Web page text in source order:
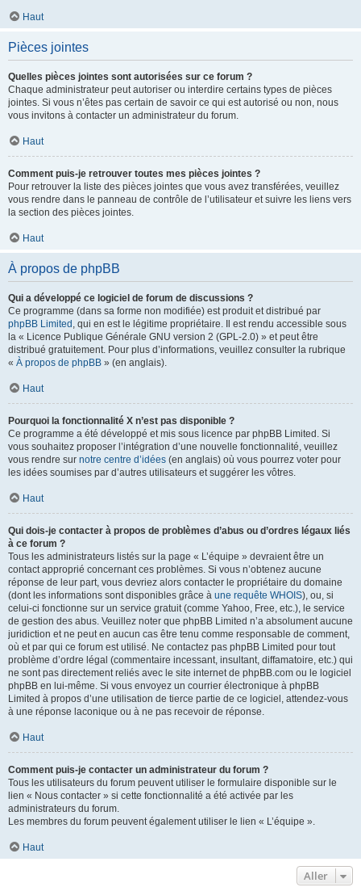
Haut
Pièces jointes
Quelles pièces jointes sont autorisées sur ce forum ?
Chaque administrateur peut autoriser ou interdire certains types de pièces
jointes. Si vous n’êtes pas certain de savoir ce qui est autorisé ou non, nous
vous invitons à contacter un administrateur du forum.
Haut
Comment puis-je retrouver toutes mes pièces jointes ?
Pour retrouver la liste des pièces jointes que vous avez transférées, veuillez
vous rendre dans le panneau de contrôle de l’utilisateur et suivre les liens vers
la section des pièces jointes.
Haut
À propos de phpBB
Qui a développé ce logiciel de forum de discussions ?
Ce programme (dans sa forme non modifiée) est produit et distribué par
phpBB Limited , qui en est le légitime propriétaire. Il est rendu accessible sous
la « Licence Publique Générale GNU version 2 (GPL-2.0) » et peut être
distribué gratuitement. Pour plus d’informations, veuillez consulter la rubrique
« À propos de phpBB » (en anglais).
Haut
Pourquoi la fonctionnalité X n’est pas disponible ?
Ce programme a été développé et mis sous licence par phpBB Limited. Si
vous souhaitez proposer l’intégration d’une nouvelle fonctionnalité, veuillez
vous rendre sur notre centre d’idées (en anglais) où vous pourrez voter pour
les idées soumises par d’autres utilisateurs et suggérer les vôtres.
Haut
Qui dois-je contacter à propos de problèmes d’abus ou d’ordres légaux liés
à ce forum ?
Tous les administrateurs listés sur la page « L’équipe » devraient être un
contact approprié concernant ces problèmes. Si vous n’obtenez aucune
réponse de leur part, vous devriez alors contacter le propriétaire du domaine
(dont les informations sont disponibles grâce à une requête WHOIS), ou, si
celui-ci fonctionne sur un service gratuit (comme Yahoo, Free, etc.), le service
de gestion des abus. Veuillez noter que phpBB Limited n’a absolument aucune
juridiction et ne peut en aucun cas être tenu comme responsable de comment,
où et par qui ce forum est utilisé. Ne contactez pas phpBB Limited pour tout
problème d’ordre légal (commentaire incessant, insultant, diffamatoire, etc.) qui
ne sont pas directement reliés avec le site internet de phpBB.com ou le logiciel
phpBB en lui-même. Si vous envoyez un courrier électronique à phpBB
Limited à propos d’une utilisation de tierce partie de ce logiciel, attendez-vous
à une réponse laconique ou à ne pas recevoir de réponse.
Haut
Comment puis-je contacter un administrateur du forum ?
Tous les utilisateurs du forum peuvent utiliser le formulaire disponible sur le
lien « Nous contacter » si cette fonctionnalité a été activée par les
administrateurs du forum.
Les membres du forum peuvent également utiliser le lien « L’équipe ».
Haut
Aller